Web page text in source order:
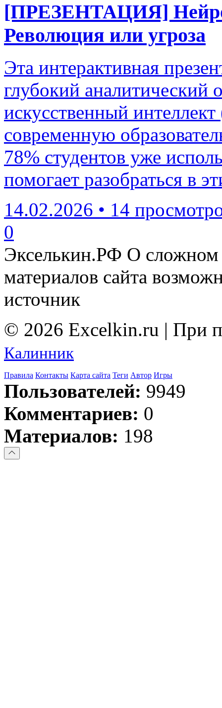
[ПРЕЗЕНТАЦИЯ]
Революция или угроза
Эта интерактивная
глубокий аналитический
искусственный
современную
78% студентов уже
помогает разобраться в
14.02.2026 • 14
0
Экселькин.РФ О сложном
материалов сайта
источник
© 2026 Excelkin.ru | При
Калинник
Правила Контакты Карта сайта Теги Автор Игры
Пользователей: 9949
Комментариев: 0
Материалов: 198